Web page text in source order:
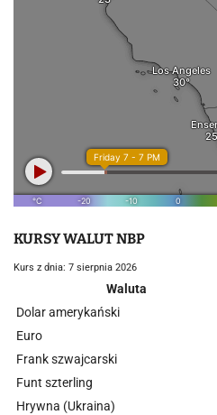
KURSY WALUT NBP
Kurs z dnia: 7 sierpnia 2026
Waluta
Dolar amerykański
Euro
Frank szwajcarski
Funt szterling
Hrywna (Ukraina)